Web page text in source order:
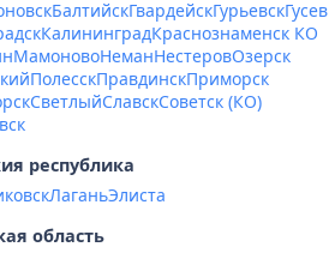
БалтийскГвардейскГурьевскГусев
КалининградКраснознаменск КО
МамоновоНеманНестеровОзерск
ПолесскПравдинскПриморск
СветлыйСлавскСоветск (КО)
республика
ЛаганьЭлиста
область